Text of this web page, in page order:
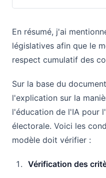
En résumé, j'ai
législatives afin que le
respect cumulatif des
Sur la base du
l'explication sur la
l'éducation de l'IA pour
électorale. Voici les
modèle doit vérifier :
Vérification des